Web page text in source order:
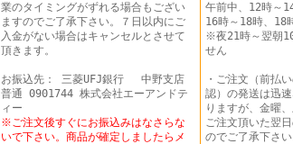
業のタイミングがずれる場合もござい
ますのでご了承下さい。７日以内にご
入金がない場合はキャンセルとさせて
頂きます。
お振込先： 三菱UFJ銀行 中野支店
普通 0901744 株式会社エーアンドテ
ィー
※ご注文後すぐにお振込みはなさらな
いで下さい。商品が確定しましたらメ
午前中、12時～
16時～18時、18
※夜21時～翌朝
せん
・ご注文（前払
認）の発送は迅
りますが、金曜
ご注文頂いた翌
のでご了承下さ